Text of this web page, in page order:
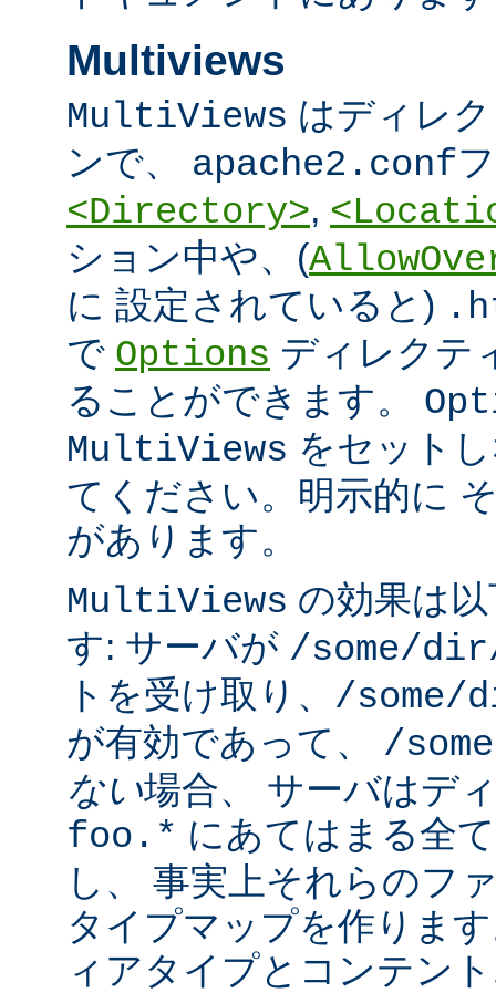
Multiviews
MultiViews はディレ
ンで、 apache2.conf
<Directory>,
ション中や、(
に 設定されていると)
で Options ディレクテ
ることができます。
MultiViews をセット
てください。明示的に
があります。
MultiViews の効果は
す: サーバが /some/
トを受け取り、 /some/
が有効であって、 /
ない場合、 サーバはデ
foo.* にあてはまる全
し、 事実上それらのフ
タイプマップを作りま
ィアタイプとコンテン